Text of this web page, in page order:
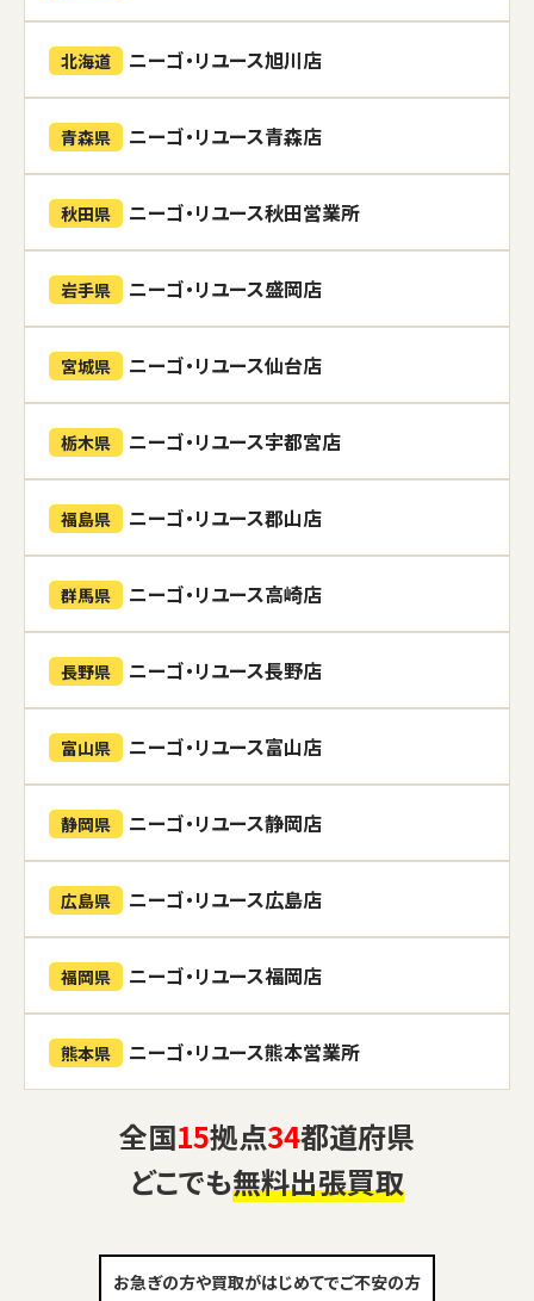
北海道 ニーゴ・リユース旭川店
青森県 ニーゴ・リユース青森店
秋田県 ニーゴ・リユース秋田営業所
岩手県 ニーゴ・リユース盛岡店
宮城県 ニーゴ・リユース仙台店
栃木県 ニーゴ・リユース宇都宮店
福島県 ニーゴ・リユース郡山店
群馬県 ニーゴ・リユース高崎店
長野県 ニーゴ・リユース長野店
富山県 ニーゴ・リユース富山店
静岡県 ニーゴ・リユース静岡店
広島県 ニーゴ・リユース広島店
福岡県 ニーゴ・リユース福岡店
熊本県 ニーゴ・リユース熊本営業所
全国15拠点34都道府県
どこでも無料出張買取
お急ぎの方や買取がはじめてでご不安の方